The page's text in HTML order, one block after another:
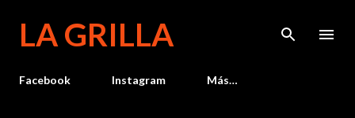
LA GRILLA
Facebook Instagram Más…